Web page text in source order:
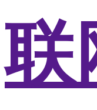
联